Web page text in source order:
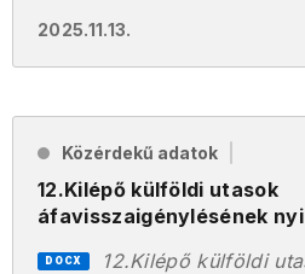
2025.11.13.
Közérdekű adatok
12.Kilépő külföldi utasok
áfavisszaigénylésének
DOCX